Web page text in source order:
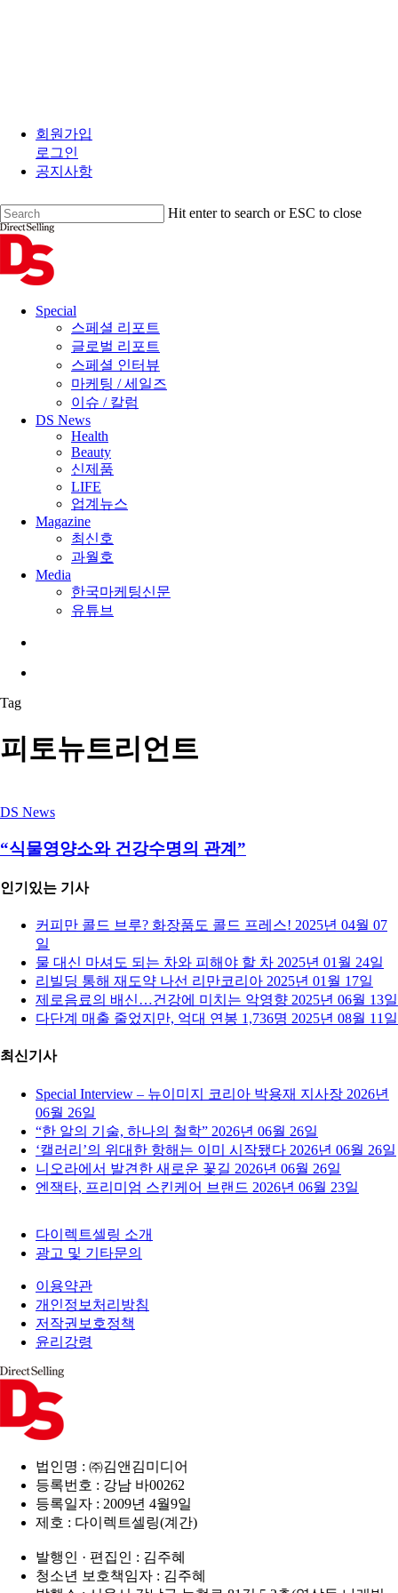
main
content
회원가입
로그인
공지사항
Hit enter to search or ESC to close
Close
Search
search
Menu
Special
스페셜 리포트
글로벌 리포트
스페셜 인터뷰
마케팅 / 세일즈
이슈 / 칼럼
DS News
Health
Beauty
신제품
LIFE
업계뉴스
Magazine
최신호
과월호
Media
한국마케팅신문
유튜브
Tag
피토뉴트리언트
DS News
“식물영양소와 건강수명의 관계”
인기있는 기사
커피만 콜드 브루? 화장품도 콜드 프레스! 2025년 04월 07
일
물 대신 마셔도 되는 차와 피해야 할 차 2025년 01월 24일
리빌딩 통해 재도약 나선 리만코리아 2025년 01월 17일
제로음료의 배신…건강에 미치는 악영향 2025년 06월 13일
다단계 매출 줄었지만, 억대 연봉 1,736명 2025년 08월 11일
최신기사
Special Interview – 뉴이미지 코리아 박용재 지사장 2026년
06월 26일
“한 알의 기술, 하나의 철학” 2026년 06월 26일
‘캘러리’의 위대한 항해는 이미 시작됐다 2026년 06월 26일
니오라에서 발견한 새로운 꽃길 2026년 06월 26일
엔잭타, 프리미엄 스킨케어 브랜드 2026년 06월 23일
다이렉트셀링 소개
광고 및 기타문의
이용약관
개인정보처리방침
저작권보호정책
윤리강령
법인명 : ㈜김앤김미디어
등록번호 : 강남 바00262
등록일자 : 2009년 4월9일
제호 : 다이렉트셀링(계간)
발행인 · 편집인 : 김주혜
청소년 보호책임자 : 김주혜